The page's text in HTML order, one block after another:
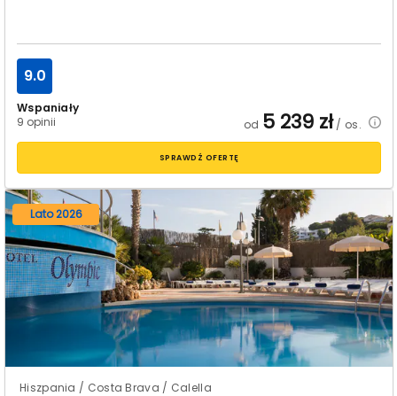
Wspaniały
9 opinii
9.0
od 5 239 zł/ os.
SPRAWDŹ OFERTĘ
Lato 2026
Hiszpania / Costa Brava / Calella